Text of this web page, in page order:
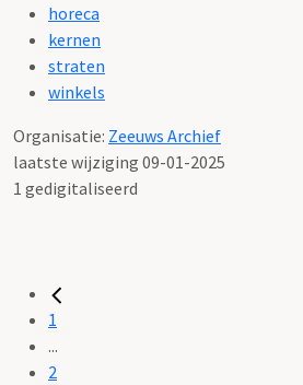
horeca
kernen
straten
winkels
Organisatie: Zeeuws Archief
laatste wijziging 09-01-2025
1 gedigitaliseerd
1
...
2